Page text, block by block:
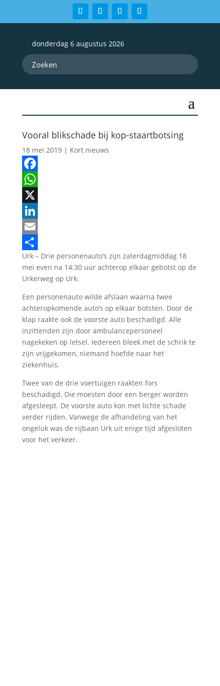
donderdag 6 augustus 2026
Vooral blikschade bij kop-staartbotsing
18 mei 2019| Kort nieuws
Facebook
WhatsApp
X
LinkedIn
Email
Delen
Urk – Drie personenauto’s zijn zaterdagmiddag 18
mei even na 14:30 uur achterop elkaar gebotst op de
Urkerweg op Urk.
Een personenauto wilde afslaan waarna twee
achteropkomende auto’s op elkaar botsten. Door de
klap raakte ook de voorste auto beschadigd. Alle
inzittenden zijn door ambulancepersoneel
nagekeken op letsel. Iedereen bleek met de schrik te
zijn vrijgekomen, niemand hoefde naar het
ziekenhuis.
Twee van de drie voertuigen raakten fors
beschadigd. Die moesten door een berger worden
afgesleept. De voorste auto kon met lichte schade
verder rijden. Vanwege de afhandeling van het
ongeluk was de rijbaan Urk uit enige tijd afgesloten
voor het verkeer.